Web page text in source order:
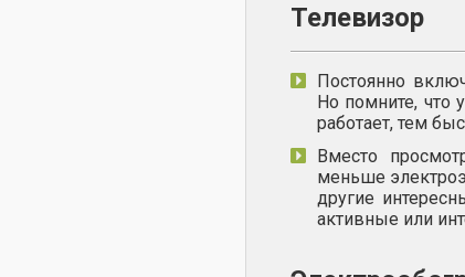
Телевизор
Постоянно
Но помните, что
работает, тем
Вместо
меньше
другие
активные или